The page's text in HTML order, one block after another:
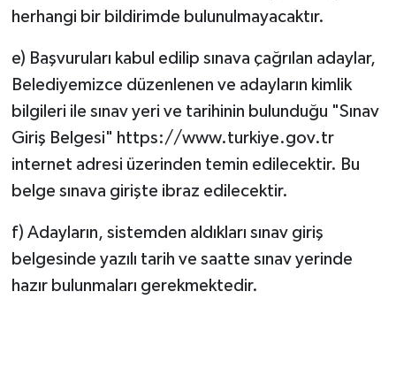
herhangi bir bildirimde bulunulmayacaktır.
e) Başvuruları kabul edilip sınava çağrılan adaylar,
Belediyemizce düzenlenen ve adayların kimlik
bilgileri ile sınav yeri ve tarihinin bulunduğu "Sınav
Giriş Belgesi" https://www.turkiye.gov.tr
internet adresi üzerinden temin edilecektir. Bu
belge sınava girişte ibraz edilecektir.
f) Adayların, sistemden aldıkları sınav giriş
belgesinde yazılı tarih ve saatte sınav yerinde
hazır bulunmaları gerekmektedir.